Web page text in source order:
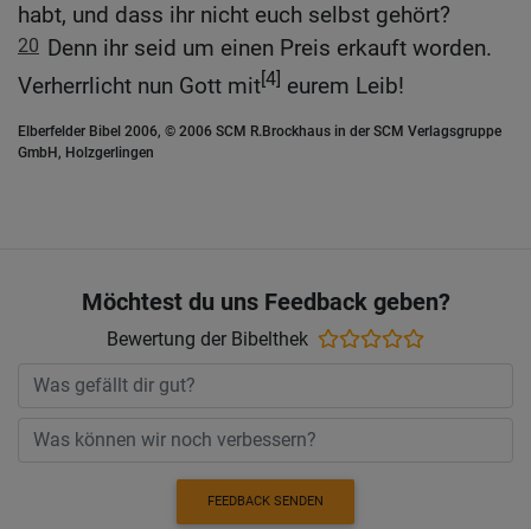
habt, und dass ihr nicht euch selbst gehört?
20 Denn ihr seid um einen Preis erkauft worden.
Verherrlicht nun Gott mit[4] eurem Leib!
Elberfelder Bibel 2006, © 2006 SCM R.Brockhaus in der SCM Verlagsgruppe
GmbH, Holzgerlingen
Möchtest du uns Feedback geben?
Bewertung der Bibelthek
FEEDBACK SENDEN